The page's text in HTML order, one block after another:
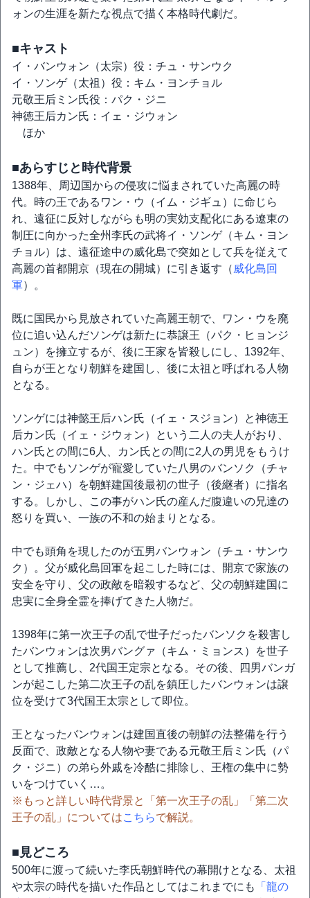
ォンの生涯を新たな視点で描く本格時代劇だ。
■キャスト
イ・バンウォン（太宗）役：チュ・サンウク
イ・ソンゲ（太祖）役：キム・ヨンチョル
元敬王后ミン氏役：パク・ジニ
神徳王后カン氏：イェ・ジウォン
ほか
■あらすじと時代背景
1388年、周辺国からの侵攻に悩まされていた高麗の時
代。時の王であるワン・ウ（イム・ジギュ）に命じら
れ、遠征に反対しながらも明の実効支配化にある遼東の
制圧に向かった全州李氏の武将イ・ソンゲ（キム・ヨン
チョル）は、遠征途中の威化島で突如として兵を従えて
高麗の首都開京（現在の開城）に引き返す（ 威化島回
軍）。
既に国民から見放されていた高麗王朝で、ワン・ウを廃
位に追い込んだソンゲは新たに恭譲王（パク・ヒョンジ
ュン）を擁立するが、後に王家を皆殺しにし、1392年、
自らが王となり朝鮮を建国し、後に太祖と呼ばれる人物
となる。
ソンゲには神懿王后ハン氏（イェ・スジョン）と神徳王
后カン氏（イェ・ジウォン）という二人の夫人がおり、
ハン氏との間に6人、カン氏との間に2人の男児をもうけ
た。中でもソンゲが寵愛していた八男のバンソク（チャ
ン・ジェハ）を朝鮮建国後最初の世子（後継者）に指名
する。しかし、この事がハン氏の産んだ腹違いの兄達の
怒りを買い、一族の不和の始まりとなる。
中でも頭角を現したのが五男バンウォン（チュ・サンウ
ク）。父が威化島回軍を起こした時には、開京で家族の
安全を守り、父の政敵を暗殺するなど、父の朝鮮建国に
忠実に全身全霊を捧げてきた人物だ。
1398年に第一次王子の乱で世子だったバンソクを殺害し
たバンウォンは次男バングァ（キム・ミョンス）を世子
として推薦し、2代国王定宗となる。その後、四男バンガ
ンが起こした第二次王子の乱を鎮圧したバンウォンは譲
位を受けて3代国王太宗として即位。
王となったバンウォンは建国直後の朝鮮の法整備を行う
反面で、政敵となる人物や妻である元敬王后ミン氏（パ
ク・ジニ）の弟ら外戚を冷酷に排除し、王権の集中に勢
いをつけていく…。
※もっと詳しい時代背景と「第一次王子の乱」「第二次
王子の乱」についてはこちらで解説。
■見どころ
500年に渡って続いた李氏朝鮮時代の幕開けとなる、太祖
や太宗の時代を描いた作品としてはこれまでにも
「龍の